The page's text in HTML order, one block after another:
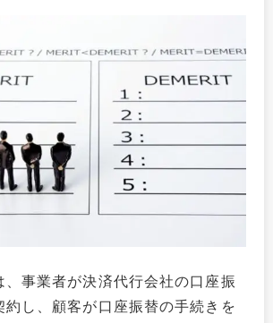
、事業者が決済代行会社の口座振
約し、顧客が口座振替の手続きを